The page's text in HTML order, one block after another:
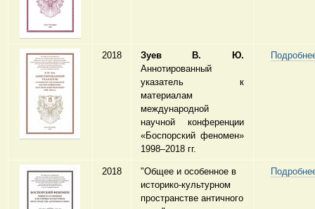
2018
Зуев В. Ю.
Аннотированный
указатель к
материалам
международной
научной конференции
«Боспорский феномен»
1998–2018 гг.
2018
"Общее и особенное в
историко-культурном
пространстве античного